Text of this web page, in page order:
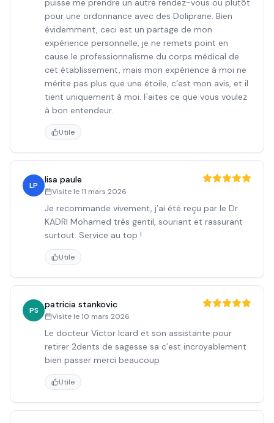
puisse me prendre un autre rendez-vous ou plutôt
pour une ordonnance avec des Doliprane. Bien
évidemment, ceci est un partage de mon
expérience personnelle, je ne remets point en
cause le professionnalisme du corps médical de
cet établissement, mais mon expérience à moi ne
mérite pas plus que une étoile, c’est mon avis, et il
tient uniquement à moi. Faites ce que vous voulez
à bon entendeur.
Utile
LP
lisa paule
Visite le11 mars 2026
Je recommande vivement, j’ai été reçu par le Dr
KADRI Mohamed très gentil, souriant et rassurant
surtout. Service au top !
Utile
PS
patricia stankovic
Visite le10 mars 2026
Le docteur Victor Icard et son assistante pour
retirer 2dents de sagesse sa c’est incroyablement
bien passer merci beaucoup
Utile